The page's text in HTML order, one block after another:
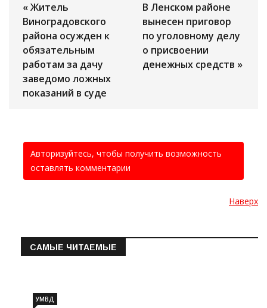
« Житель
Виноградовского
района осужден к
обязательным
работам за дачу
заведомо ложных
показаний в суде
В Ленском районе
вынесен приговор
по уголовному делу
о присвоении
денежных средств »
Авторизуйтесь, чтобы получить возможность
оставлять комментарии
Наверх
САМЫЕ ЧИТАЕМЫЕ
УМВД